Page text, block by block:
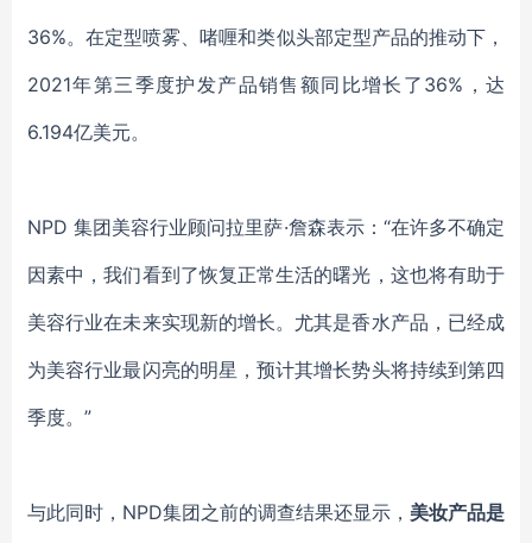
36%。在定型喷雾、啫喱和类似头部定型产品的推动下，
2021年第三季度护发产品销售额同比增长了 36%，达
6.194亿美元。
NPD 集团美容行业顾问拉里萨·詹森表示：“在许多不确定
因素中，我们看到了恢复正常生活的曙光，这也将有助于
美容行业在未来实现新的增长。尤其是香水产品，已经成
为美容行业最闪亮的明星，预计其增长势头将持续到第四
季度。”
与此同时， NPD集团之前的调查结果还显示 ， 美妆产品是